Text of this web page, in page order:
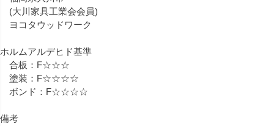
(大川家具工業会会員)
ヨコタウッドワーク
ホルムアルデヒド基準
合板：F☆☆☆
塗装：F☆☆☆☆
ボンド：F☆☆☆☆
備考